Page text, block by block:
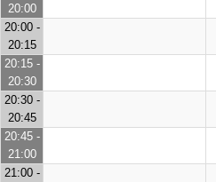
20:00
20:00 -
20:15
20:15 -
20:30
20:30 -
20:45
20:45 -
21:00
21:00 -